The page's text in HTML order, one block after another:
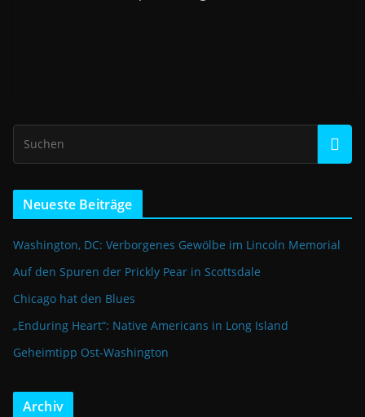
Neueste Beiträge
Washington, DC: Verborgenes Gewölbe im Lincoln Memorial
Auf den Spuren der Prickly Pear in Scottsdale
Chicago hat den Blues
„Enduring Heart“: Native Americans in Long Island
Geheimtipp Ost-Washington
Archiv